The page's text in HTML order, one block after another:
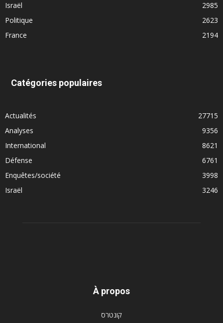
Israël
2985
Politique
2623
France
2194
Catégories populaires
Actualités
27715
Analyses
9356
International
8621
Défense
6761
Enquêtes/société
3998
Israël
3246
À propos
קונטרס